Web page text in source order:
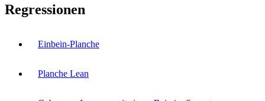
Regressionen
Einbein-Planche
Planche Lean